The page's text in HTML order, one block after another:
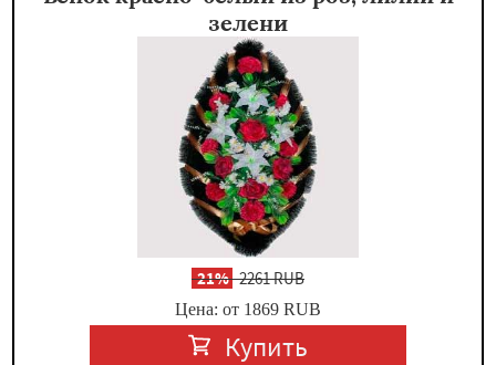
зелени
-21%2261 RUB
Цена: от 1869 RUB
Купить